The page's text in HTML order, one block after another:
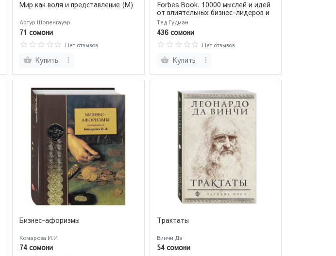
Мир как воля и представление (М)
Артур Шопенгауэр
71 сомони
Нет отзывов
Купить
Forbes Book. 10000 мыслей и идей
от влиятельных бизнес-лидеров и
гуру менеджмента
Тед Гудман
436 сомони
Нет отзывов
Купить
Бизнес-афоризмы
Комарова И.И
74 сомони
Трактаты
Винчи Да
54 сомони